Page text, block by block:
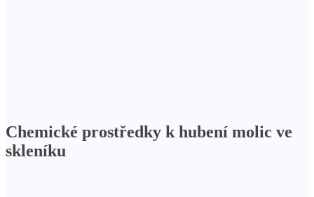
Chemické prostředky k hubení molic ve
skleníku